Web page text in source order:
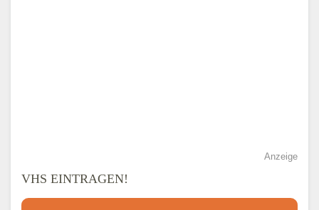
Anzeige
VHS EINTRAGEN!